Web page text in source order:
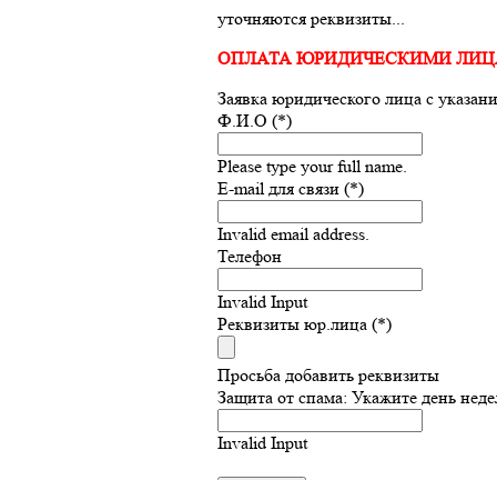
уточняются реквизиты...
ОПЛАТА ЮРИДИЧЕСКИМИ
Заявка юридического лица с
Ф.И.О (*)
Please type your full name.
E-mail для связи (*)
Invalid email address.
Телефон
Invalid Input
Реквизиты юр.лица (*)
Просьба добавить реквизиты
Защита от спама: Укажите день
Invalid Input